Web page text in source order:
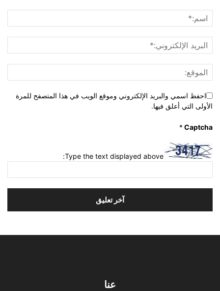
احفظ اسمي والبريد الإلكتروني وموقع الويب في هذا المتصفح للمرة
الأولى التي أعلق فيها.
Captcha
*
Type the text displayed above:
عنا